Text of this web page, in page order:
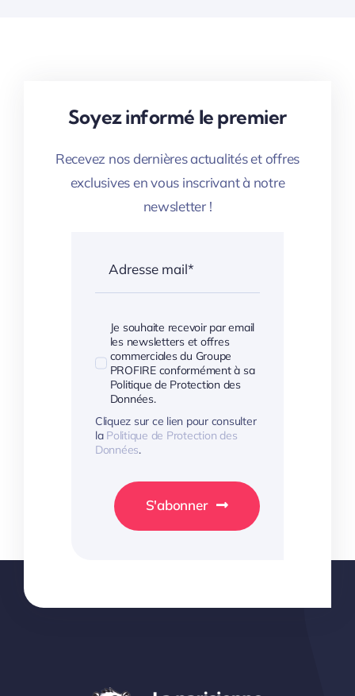
Soyez informé le premier
Recevez nos dernières actualités et offres
exclusives en vous inscrivant à notre
newsletter !
Je souhaite recevoir par email
les newsletters et offres
commerciales du Groupe
PROFIRE conformément à sa
Politique de Protection des
Données.
Cliquez sur ce lien pour consulter
la Politique de Protection des
Données.
S'abonner